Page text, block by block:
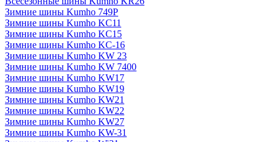
Зимние шины Kumho 749P
Зимние шины Kumho KC11
Зимние шины Kumho KC15
Зимние шины Kumho KC-16
Зимние шины Kumho KW 23
Зимние шины Kumho KW 7400
Зимние шины Kumho KW17
Зимние шины Kumho KW19
Зимние шины Kumho KW21
Зимние шины Kumho KW22
Зимние шины Kumho KW27
Зимние шины Kumho KW-31